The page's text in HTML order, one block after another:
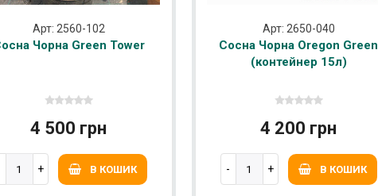
Арт: 2560-102
Чорна Green Tower
4 500 грн
В КОШИК
Арт: 2650-040
Сосна Чорна Oregon Green
(контейнер 15л)
4 200 грн
В КОШИК